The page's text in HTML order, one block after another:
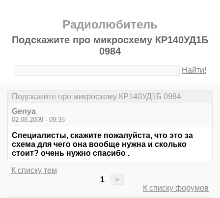
Радиолюбитель
Подскажите про микросхему КР140УД1Б
0984
Найти!
Подскажите про микросхему КР140УД1Б 0984
Genya
02.08.2009 - 09:35
Специалисты, скажите пожалуйста, что это за
схема для чего она вообще нужна и сколько
стоит? очень нужно спасибо .
К списку тем
1
>
К списку форумов